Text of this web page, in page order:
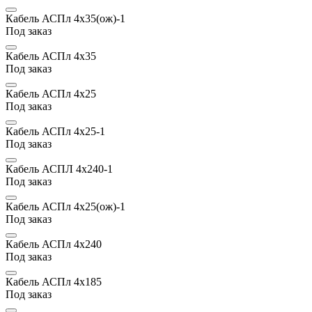
Кабель АСПл 4х35(ож)-1
Под заказ
Кабель АСПл 4х35
Под заказ
Кабель АСПл 4х25
Под заказ
Кабель АСПл 4х25-1
Под заказ
Кабель АСПЛ 4х240-1
Под заказ
Кабель АСПл 4х25(ож)-1
Под заказ
Кабель АСПл 4х240
Под заказ
Кабель АСПл 4х185
Под заказ